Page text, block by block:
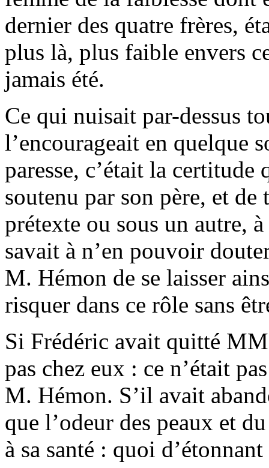
dernier des quatre frères,
plus là, plus faible envers
jamais été.
Ce qui nuisait par-dessus
l’encourageait en quelque
paresse, c’était la
soutenu par son père, et
prétexte ou sous un autre,
savait à n’en pouvoir
M. Hémon de se laisser
risquer dans ce rôle sans
Si Frédéric avait quitté
pas chez eux : ce n’était
M. Hémon. S’il avait
que l’odeur des peaux et
à sa santé : quoi d’étonnant